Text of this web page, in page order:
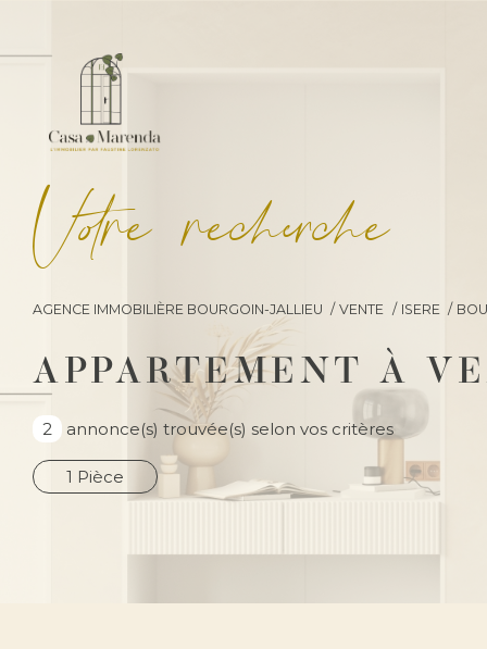
Vore recece
AGENCE IMMOBILIÈRE BOURGOIN-JALLIEU VENTE ISERE
APPARTEMENT À
2 annonce(s) trouvée(s) selon vos critères
1 Pièce